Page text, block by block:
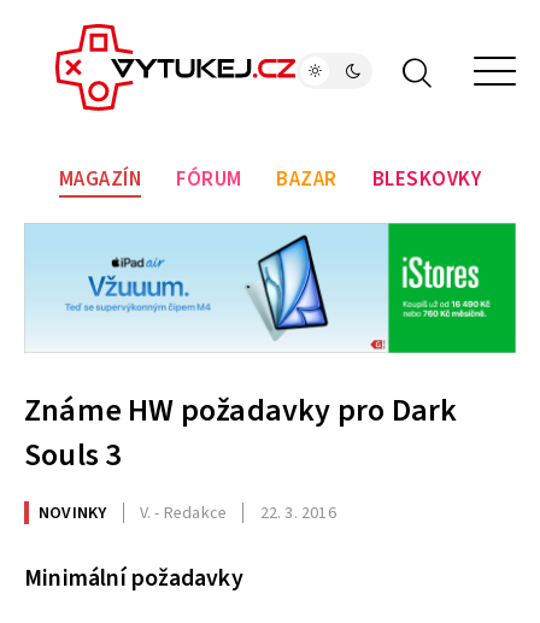
MAGAZÍN FÓRUM BAZAR BLESKOVKY
Známe HW požadavky pro Dark
Souls 3
NOVINKY V. - Redakce 22. 3. 2016
Minimální požadavky